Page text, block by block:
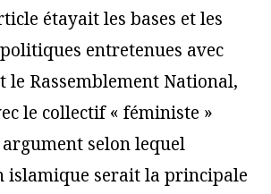
étayait les bases et les
entretenues avec
le Rassemblement National,
le collectif « féministe »
argument selon lequel
islamique serait la principale